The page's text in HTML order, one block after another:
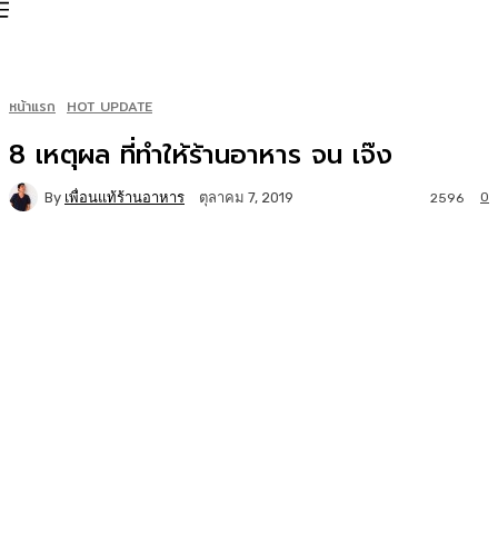
หน้าแรก HOT UPDATE
8 เหตุผล ที่ทำให้ร้านอาหาร จน เจ๊ง
By เพื่อนแท้ร้านอาหาร ตุลาคม 7, 2019 0
2596